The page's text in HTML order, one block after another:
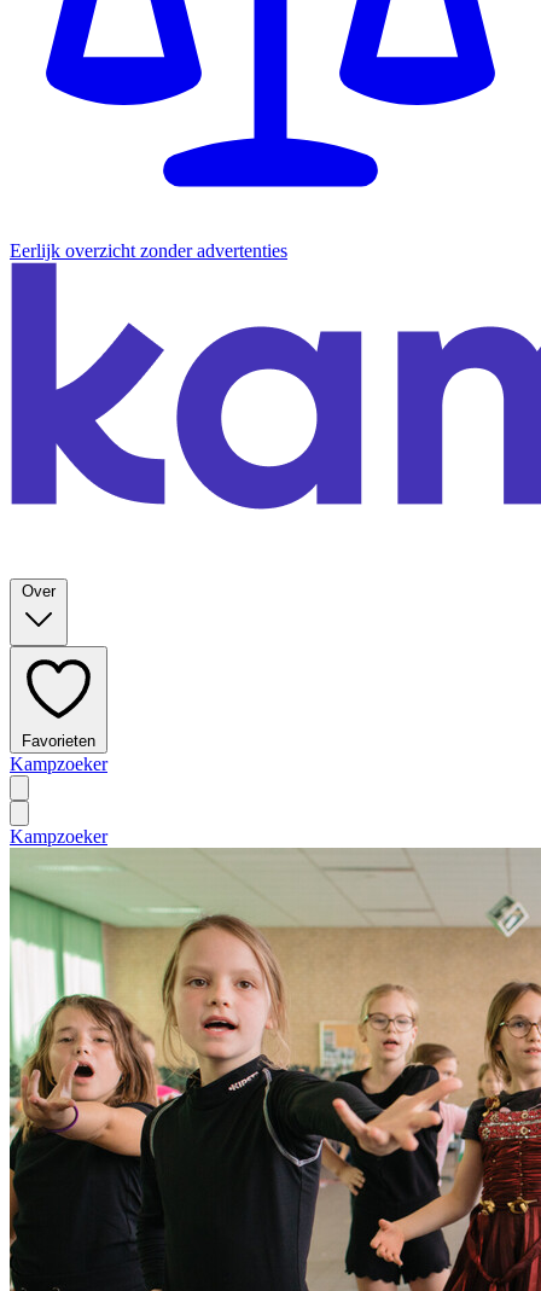
Eerlijk overzicht zonder advertenties
Over
Favorieten
Kampzoeker
Kampzoeker